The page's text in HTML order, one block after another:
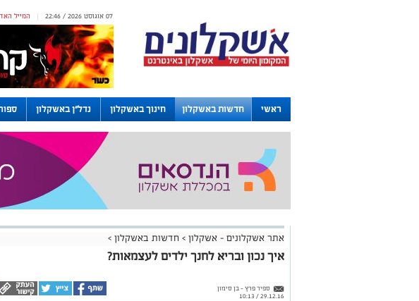
המייל | 07 אוגוסט 2026 / 22:46
ראשי חדשות באשקלון חינוך באשקלון נדל"ן באשקלון
לוחות
אתר אשקלונים - אשקלון > חדשות באשקלון >
איך נכון ובריא לחנך ילדים לעצמאות?
ספיר פרץ – בן סימון
29.12.16 / 10:13